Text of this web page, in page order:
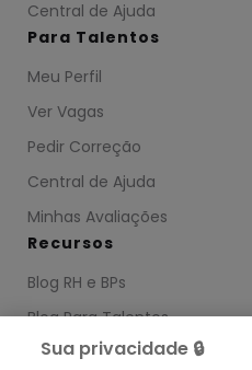
Central de Ajuda
Para Talentos
Meu Perfil
Ver Vagas
Pedir Correção
Central de Ajuda
Minhas Avaliações
Recursos
Blog RH e BPs
Blog Para Talentos
Ebooks
Sua privacidade 🔒